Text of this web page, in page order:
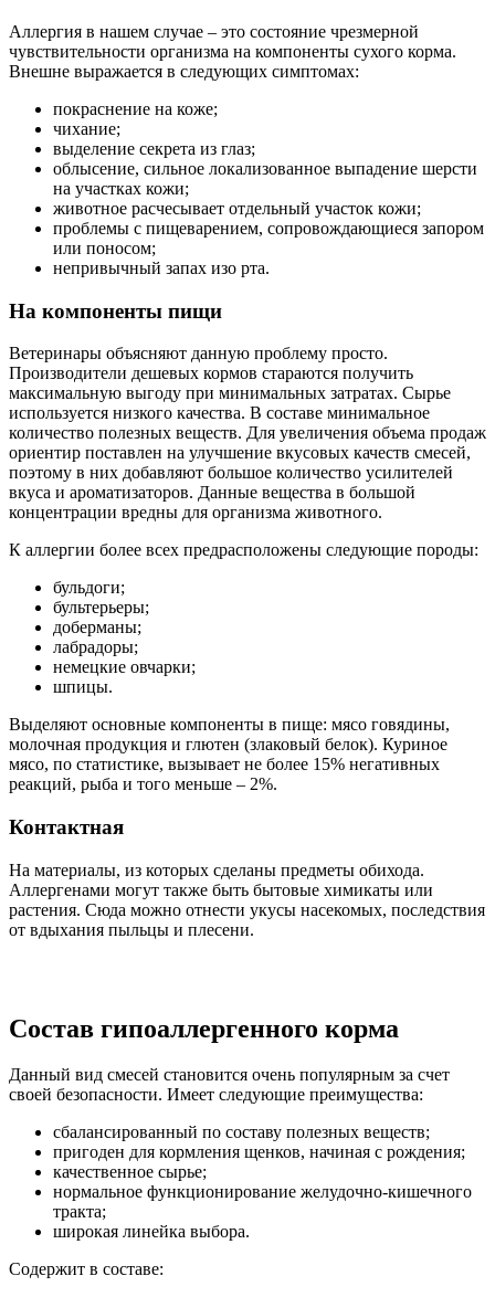
Аллергия в нашем случае – это состояние чрезмерной
чувствительности организма на компоненты сухого корма.
Внешне выражается в следующих симптомах:
покраснение на коже;
чихание;
выделение секрета из глаз;
облысение, сильное локализованное выпадение шерсти
на участках кожи;
животное расчесывает отдельный участок кожи;
проблемы с пищеварением, сопровождающиеся запором
или поносом;
непривычный запах изо рта.
На компоненты пищи
Ветеринары объясняют данную проблему просто.
Производители дешевых кормов стараются получить
максимальную выгоду при минимальных затратах. Сырье
используется низкого качества. В составе минимальное
количество полезных веществ. Для увеличения объема продаж
ориентир поставлен на улучшение вкусовых качеств смесей,
поэтому в них добавляют большое количество усилителей
вкуса и ароматизаторов. Данные вещества в большой
концентрации вредны для организма животного.
К аллергии более всех предрасположены следующие породы:
бульдоги;
бультерьеры;
доберманы;
лабрадоры;
немецкие овчарки;
шпицы.
Выделяют основные компоненты в пище: мясо говядины,
молочная продукция и глютен (злаковый белок). Куриное
мясо, по статистике, вызывает не более 15% негативных
реакций, рыба и того меньше – 2%.
Контактная
На материалы, из которых сделаны предметы обихода.
Аллергенами могут также быть бытовые химикаты или
растения. Сюда можно отнести укусы насекомых, последствия
от вдыхания пыльцы и плесени.
Состав гипоаллергенного корма
Данный вид смесей становится очень популярным за счет
своей безопасности. Имеет следующие преимущества:
сбалансированный по составу полезных веществ;
пригоден для кормления щенков, начиная с рождения;
качественное сырье;
нормальное функционирование желудочно-кишечного
тракта;
широкая линейка выбора.
Содержит в составе: